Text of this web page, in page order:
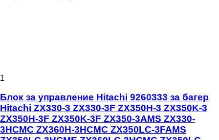
1
Блок за управление Hitachi 9260333 за багер
Hitachi ZX330-3 ZX330-3F ZX350H-3 ZX350K-3
ZX350H-3F ZX350K-3F ZX350-3AMS ZX330-
3HCMC ZX360H-3HCMC ZX350LC-3FAMS